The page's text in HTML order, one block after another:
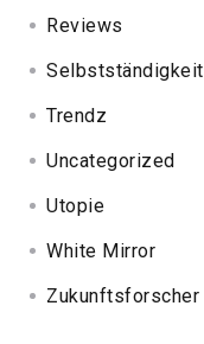
Reviews
Selbstständigkeit
Trendz
Uncategorized
Utopie
White Mirror
Zukunftsforscher